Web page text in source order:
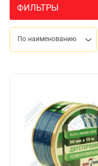
ФИЛЬТРЫ
По наименованию